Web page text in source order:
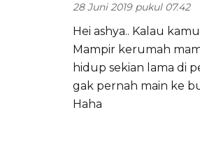
28 Juni 2019 pukul 07.42
Hei ashya.. Kalau
Mampir kerumah
hidup sekian lama di
gak pernah main ke
Haha